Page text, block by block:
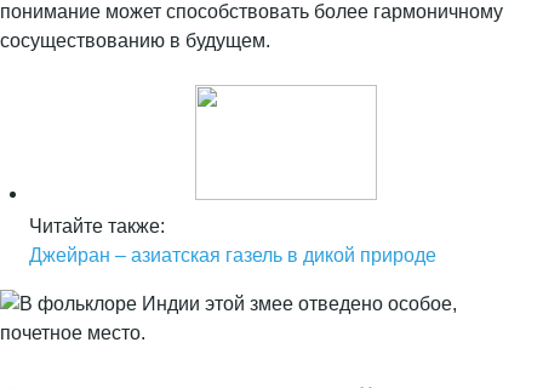
понимание может способствовать более гармоничному
сосуществованию в будущем.
Читайте также:
Джейран – азиатская газель в дикой природе